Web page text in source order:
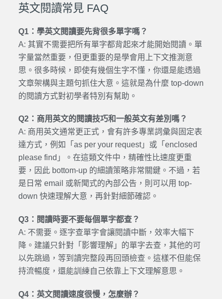
英文閱讀常見 FAQ
Q1：學英文閱讀要先背很多單字嗎？
A: 其實不需要把所有單字都背起來才能開始閱讀。單
字量當然重要，但更重要的是學會用上下文推測意
思。很多時候，即使有幾個生字不懂，你還是能透過
文章架構與主題句抓住大意。這就是為什麼 top-down
的閱讀方式對初學者特別有幫助。
Q2：商用英文的閱讀技巧和一般英文有差別嗎？
A: 商用英文通常更正式，會有許多專業詞彙與固定表
達方式，例如「as per your request」或「enclosed
please find」。在這類文件中，精確性比速度更重
要，因此 bottom-up 的細讀策略非常關鍵。不過，若
是日常 email 或新聞式的內部公告，則可以用 top-
down 快速理解大意，再針對細節確認。
Q3：閱讀時要不要每個單字都查？
A: 不需要。逐字查單字會讓閱讀中斷，效率大幅下
降。建議只針對「影響理解」的單字去查，其他的可
以先跳過，等到讀完整段再回頭檢查。這樣不但能保
持流暢度，還能訓練自己依靠上下文理解意思。
Q4：英文閱讀速度很慢，怎麼辦？